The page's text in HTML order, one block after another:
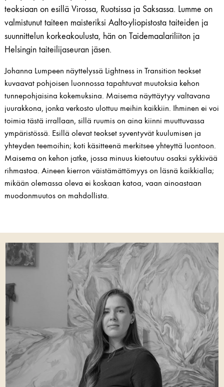
teoksiaan on esillä Virossa, Ruotsissa ja Saksassa. Lumme on
valmistunut taiteen maisteriksi Aalto-yliopistosta taiteiden ja
suunnittelun korkeakoulusta, hän on Taidemaalariliiton ja
Helsingin taiteilijaseuran jäsen.
Johanna Lumpeen näyttelyssä Lightness in Transition teokset
kuvaavat pohjoisen luonnossa tapahtuvat muutoksia kehon
tunnepohjaisina kokemuksina. Maisema näyttäytyy valtavana
juurakkona, jonka verkosto ulottuu meihin kaikkiin. Ihminen ei voi
toimia tästä irrallaan, sillä ruumis on aina kiinni muuttuvassa
ympäristössä. Esillä olevat teokset syventyvät kuulumisen ja
yhteyden teemoihin; koti käsitteenä merkitsee yhteyttä luontoon.
Maisema on kehon jatke, jossa minuus kietoutuu osaksi sykkivää
rihmastoa. Aineen kierron väistämättömyys on läsnä kaikkialla;
mikään olemassa oleva ei koskaan katoa, vaan ainoastaan
muodonmuutos on mahdollista.